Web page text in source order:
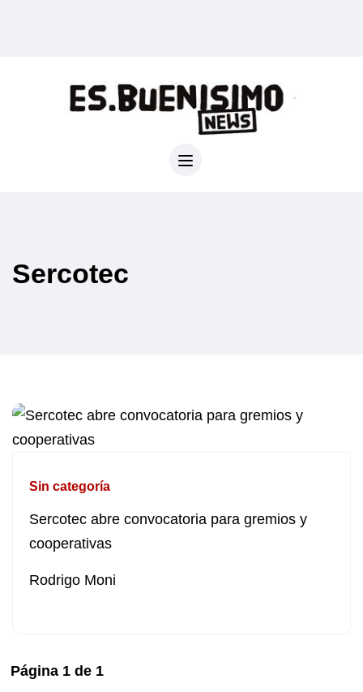
Sercotec
Sin categoría
Sercotec abre convocatoria para gremios y
cooperativas
Rodrigo Moni
Página 1 de 1